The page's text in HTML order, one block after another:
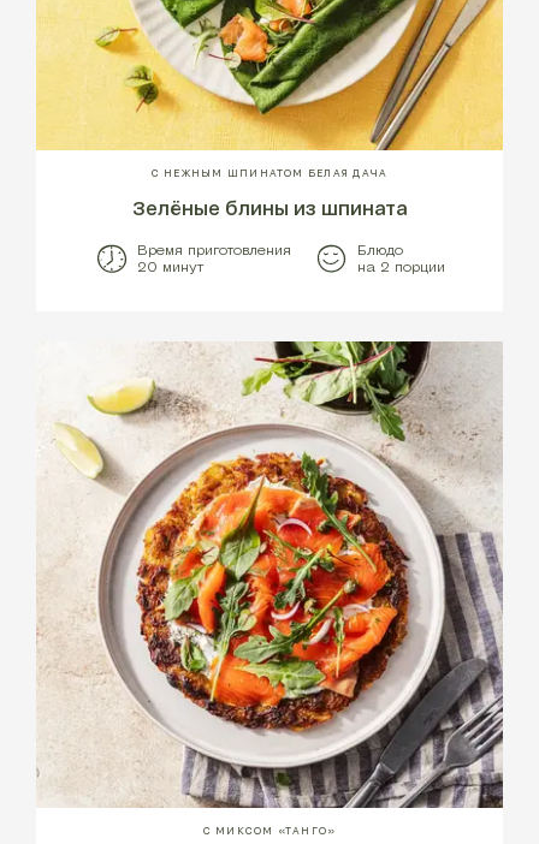
С НЕЖНЫМ ШПИНАТОМ БЕЛАЯ ДАЧА
Зелёные блины из шпината
Время приготовления
20 минут
Блюдо
на 2 порции
С МИКСОМ «ТАНГО»